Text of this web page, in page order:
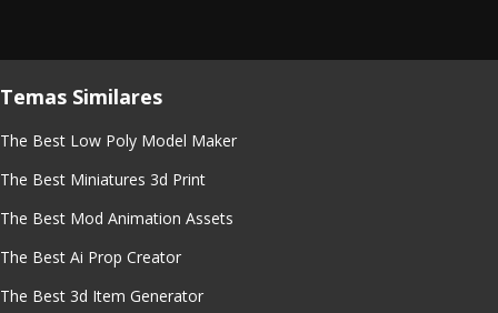
Temas Similares
The Best Low Poly Model Maker
The Best Miniatures 3d Print
The Best Mod Animation Assets
The Best Ai Prop Creator
The Best 3d Item Generator